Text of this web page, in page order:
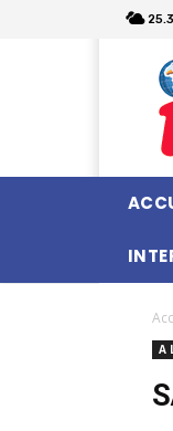
25.3
A